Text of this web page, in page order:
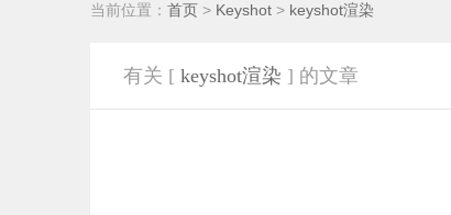
当前位置： 首页 > Keyshot > keyshot渲染
有关 [ keyshot渲染 ] 的文章